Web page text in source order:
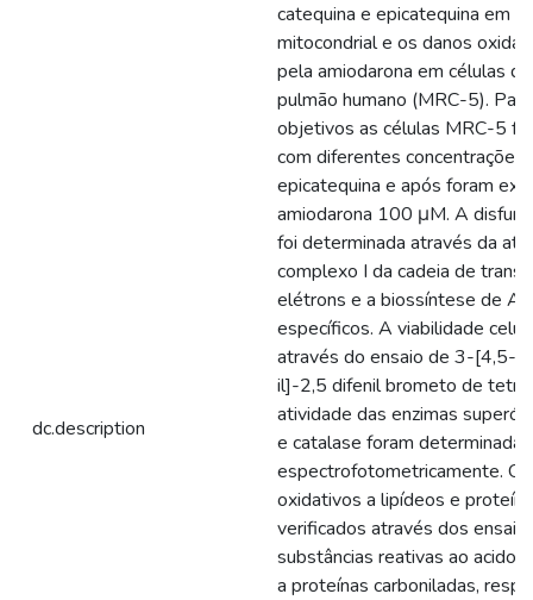
dc.description
catequina e epicatequina em a
mitocondrial e os danos
pela amiodarona em células
pulmão humano (MRC-5).
objetivos as células MRC-5
com diferentes concentrações
epicatequina e após foram
amiodarona 100 μM. A
foi determinada através da
complexo I da cadeia de
elétrons e a biossíntese de
específicos. A viabilidade
através do ensaio de 3-[4,5-
il]-2,5 difenil brometo de
atividade das enzimas
e catalase foram determinadas
espectrofotometricamente.
oxidativos a lipídeos e
verificados através dos
substâncias reativas ao acido
a proteínas carboniladas,